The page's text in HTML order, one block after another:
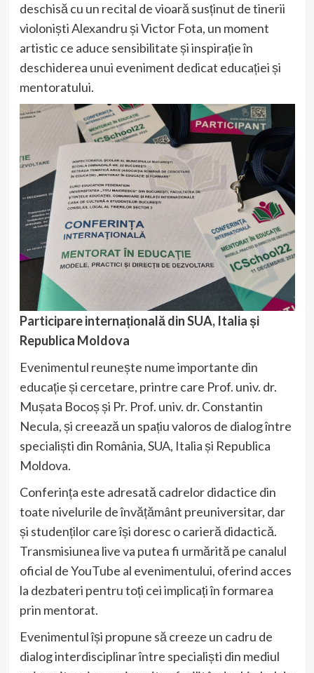
deschisă cu un recital de vioară susținut de tinerii
violoniști Alexandru și Victor Fota, un moment
artistic ce aduce sensibilitate și inspirație în
deschiderea unui eveniment dedicat educației și
mentoratului.
Participare internațională din SUA, Italia și
Republica Moldova
Evenimentul reunește nume importante din
educație și cercetare, printre care Prof. univ. dr.
Mușata Bocoș și Pr. Prof. univ. dr. Constantin
Necula, și creează un spațiu valoros de dialog între
specialiști din România, SUA, Italia și Republica
Moldova.
Conferința este adresată cadrelor didactice din
toate nivelurile de învățământ preuniversitar, dar
și studenților care își doresc o carieră didactică.
Transmisiunea live va putea fi urmărită pe canalul
oficial de YouTube al evenimentului, oferind acces
la dezbateri pentru toți cei implicați în formarea
prin mentorat.
Evenimentul își propune să creeze un cadru de
dialog interdisciplinar între specialiști din mediul